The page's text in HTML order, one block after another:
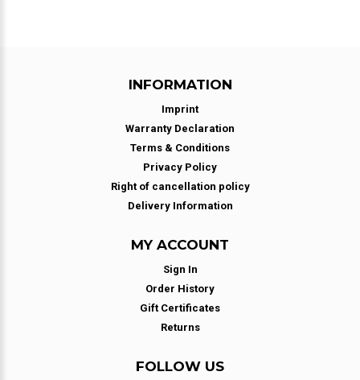
INFORMATION
Imprint
Warranty Declaration
Terms & Conditions
Privacy Policy
Right of cancellation policy
Delivery Information
MY ACCOUNT
Sign In
Order History
Gift Certificates
Returns
FOLLOW US